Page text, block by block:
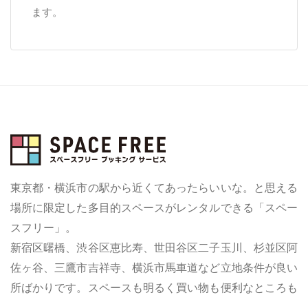
ます。
東京都・横浜市の駅から近くてあったらいいな。と思える
場所に限定した多目的スペースがレンタルできる「スペー
スフリー」。
新宿区曙橋、渋谷区恵比寿、世田谷区二子玉川、杉並区阿
佐ヶ谷、三鷹市吉祥寺、横浜市馬車道など立地条件が良い
所ばかりです。スペースも明るく買い物も便利なところも